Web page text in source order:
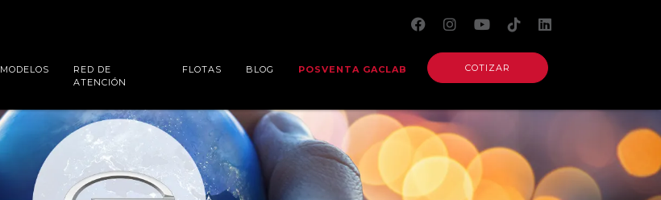
MODELOS
RED DE
ATENCIÓN
FLOTAS BLOG POSVENTA GACLAB COTIZAR